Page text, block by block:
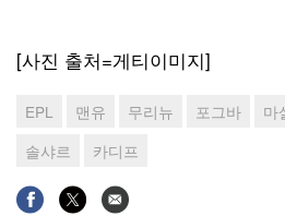
[사진 출처=게티이미지]
EPL 맨유 무리뉴 포그바 마
솔샤르
카디프